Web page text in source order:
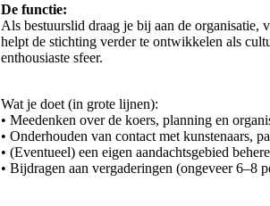
De functie:
Als bestuurslid draag je bij aan de
helpt de stichting verder te ontwikkelen als
enthousiaste sfeer.
Wat je doet (in grote lijnen):
• Meedenken over de koers, planning en
• Onderhouden van contact met kunstenaars,
• (Eventueel) een eigen aandachtsgebied
• Bijdragen aan vergaderingen (ongeveer 6–8